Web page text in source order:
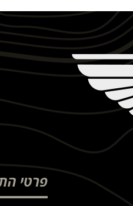
פרטי